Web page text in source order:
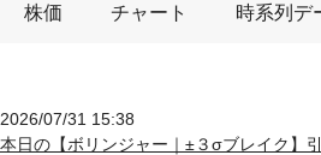
株価 チャート 時系列デ
2026/07/31 15:38
本日の【ボリンジャー｜±３σブレイク